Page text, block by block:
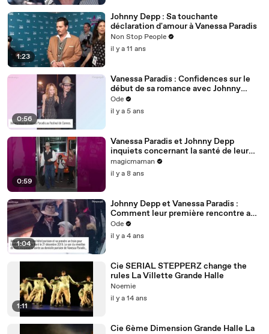
1:23
Johnny Depp : Sa touchante
déclaration d'amour à Vanessa Paradis
Non Stop People
il y a 11 ans
0:56
Vanessa Paradis : Confidences sur le
début de sa romance avec Johnny
Depp
Ode
il y a 5 ans
0:59
Vanessa Paradis et Johnny Depp
inquiets concernant la santé de leur
fils
magicmaman
il y a 8 ans
1:04
Johnny Depp et Vanessa Paradis :
Comment leur première rencontre a
viré à l'obsession...
Ode
il y a 4 ans
1:11
Cie SERIAL STEPPERZ change the
rules La Villette Grande Halle
Noemie
il y a 14 ans
Cie 6ème Dimension Grande Halle La